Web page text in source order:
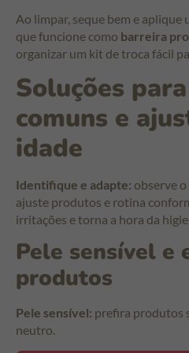
Ao limpar, seque bem e aplique
que funcione como barreira
organizar um kit de troca fácil
Soluções
comuns e
idade
Identifique e adapte: observe
ajuste produtos e rotina
irritações e torna a hora da
Pele sensível e
produtos
Pele sensível: prefira produtos
neutro.